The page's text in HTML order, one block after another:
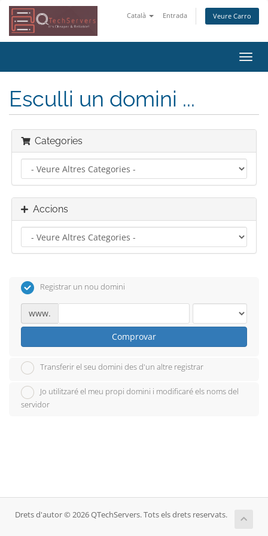
Català Entrada Veure Carro
la
Esculli un domini ...
Categories
Accions
Registrar un nou domini
www.
Comprovar
Transferir el seu domini des d'un altre registrar
Jo utilitzaré el meu propi domini i modificaré els noms del
servidor
Drets d'autor © 2026 QTechServers. Tots els drets reservats.